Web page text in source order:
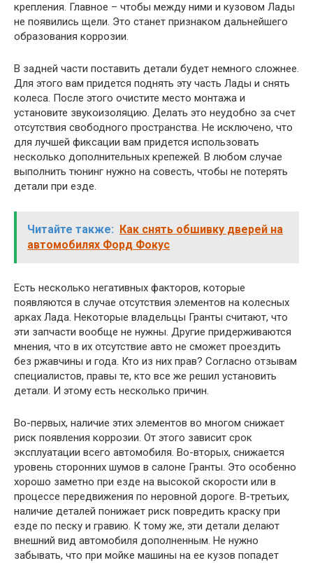
крепления. Главное – чтобы между ними и кузовом Лады
не появились щели. Это станет признаком дальнейшего
образования коррозии.
В задней части поставить детали будет немного сложнее.
Для этого вам придется поднять эту часть Лады и снять
колеса. После этого очистите место монтажа и
установите звукоизоляцию. Делать это неудобно за счет
отсутствия свободного пространства. Не исключено, что
для лучшей фиксации вам придется использовать
несколько дополнительных крепежей. В любом случае
выполнить тюнинг нужно на совесть, чтобы не потерять
детали при езде.
Читайте также: Как снять обшивку дверей на
автомобилях Форд Фокус
Есть несколько негативных факторов, которые
появляются в случае отсутствия элементов на колесных
арках Лада. Некоторые владельцы Гранты считают, что
эти запчасти вообще не нужны. Другие придерживаются
мнения, что в их отсутствие авто не сможет проездить
без ржавчины и года. Кто из них прав? Согласно отзывам
специалистов, правы те, кто все же решил установить
детали. И этому есть несколько причин.
Во-первых, наличие этих элементов во многом снижает
риск появления коррозии. От этого зависит срок
эксплуатации всего автомобиля. Во-вторых, снижается
уровень сторонних шумов в салоне Гранты. Это особенно
хорошо заметно при езде на высокой скорости или в
процессе передвижения по неровной дороге. В-третьих,
наличие деталей понижает риск повредить краску при
езде по песку и гравию. К тому же, эти детали делают
внешний вид автомобиля дополненным. Не нужно
забывать, что при мойке машины на ее кузов попадет